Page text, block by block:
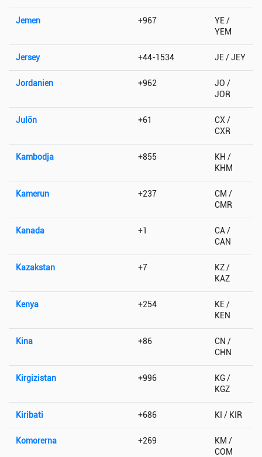
Jemen +967
YE /
YEM
Jersey +44-1534 JE / JEY
Jordanien +962
JO /
JOR
Julön +61
CX /
CXR
Kambodja +855
KH /
KHM
Kamerun +237
CM /
CMR
Kanada +1
CA /
CAN
Kazakstan +7
KZ /
KAZ
Kenya +254
KE /
KEN
Kina +86
CN /
CHN
Kirgizistan +996
KG /
KGZ
Kiribati +686 KI / KIR
Komorerna +269
KM /
COM